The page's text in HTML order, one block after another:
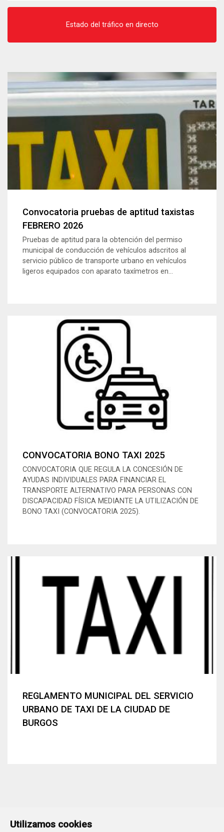
Utilizamos cookies
Estado del tráfico en directo
Convocatoria pruebas de aptitud taxistas
FEBRERO 2026
Pruebas de aptitud para la obtención del permiso
municipal de conducción de vehículos adscritos al
servicio público de transporte urbano en vehículos
ligeros equipados con aparato taxímetros en...
CONVOCATORIA BONO TAXI 2025
CONVOCATORIA QUE REGULA LA CONCESIÓN DE
AYUDAS INDIVIDUALES PARA FINANCIAR EL
TRANSPORTE ALTERNATIVO PARA PERSONAS CON
DISCAPACIDAD FÍSICA MEDIANTE LA UTILIZACIÓN DE
BONO TAXI (CONVOCATORIA 2025).
REGLAMENTO MUNICIPAL DEL SERVICIO
URBANO DE TAXI DE LA CIUDAD DE
BURGOS